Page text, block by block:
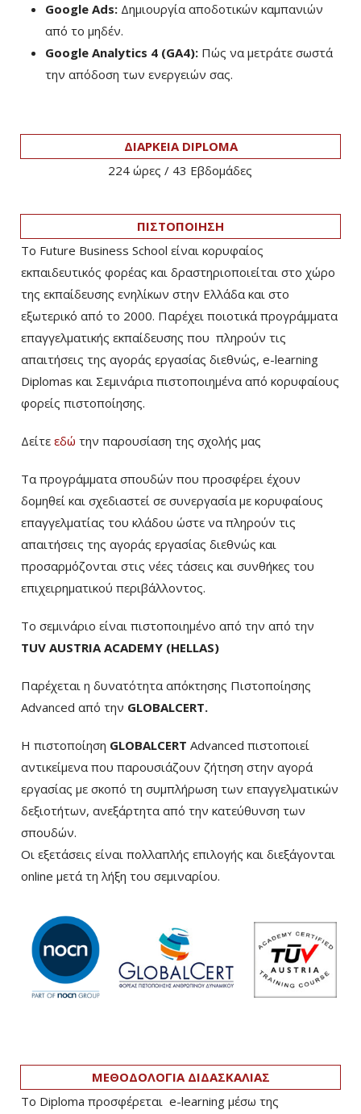
Google Ads: Δημιουργία αποδοτικών καμπανιών
από το μηδέν.
Google Analytics 4 (GA4): Πώς να μετράτε σωστά
την απόδοση των ενεργειών σας.
ΔΙΑΡΚΕΙΑ DIPLOMA
224 ώρες / 43 Eβδομάδες
ΠΙΣΤΟΠΟΙΗΣΗ
Το Future Business School είναι κορυφαίος
εκπαιδευτικός φορέας και δραστηριοποιείται στο χώρο
της εκπαίδευσης ενηλίκων στην Ελλάδα και στο
εξωτερικό από το 2000. Παρέχει ποιοτικά προγράμματα
επαγγελματικής εκπαίδευσης που πληρούν τις
απαιτήσεις της αγοράς εργασίας διεθνώς, e-learning
Diplomas και Σεμινάρια πιστοποιημένα από κορυφαίους
φορείς πιστοποίησης.
Δείτε εδώ την παρουσίαση της σχολής μας
Τα προγράμματα σπουδών που προσφέρει έχουν
δομηθεί και σχεδιαστεί σε συνεργασία με κορυφαίους
επαγγελματίας του κλάδου ώστε να πληρούν τις
απαιτήσεις της αγοράς εργασίας διεθνώς και
προσαρμόζονται στις νέες τάσεις και συνθήκες του
επιχειρηματικού περιβάλλοντος.
Το σεμινάριο είναι πιστοποιημένο από την από την
TUV AUSTRIA ACADEMY (HELLAS)
Παρέχεται η δυνατότητα απόκτησης Πιστοποίησης
Advanced από την GLOBALCERT.
Η πιστοποίηση GLOBALCERT Advanced πιστοποιεί
αντικείμενα που παρουσιάζουν ζήτηση στην αγορά
εργασίας με σκοπό τη συμπλήρωση των επαγγελματικών
δεξιοτήτων, ανεξάρτητα από την κατεύθυνση των
σπουδών.
Οι εξετάσεις είναι πολλαπλής επιλογής και διεξάγονται
online μετά τη λήξη του σεμιναρίου.
ΜΕΘΟΔΟΛΟΓΙΑ ΔΙΔΑΣΚΑΛΙΑΣ
Το Diploma προσφέρεται e-learning μέσω της